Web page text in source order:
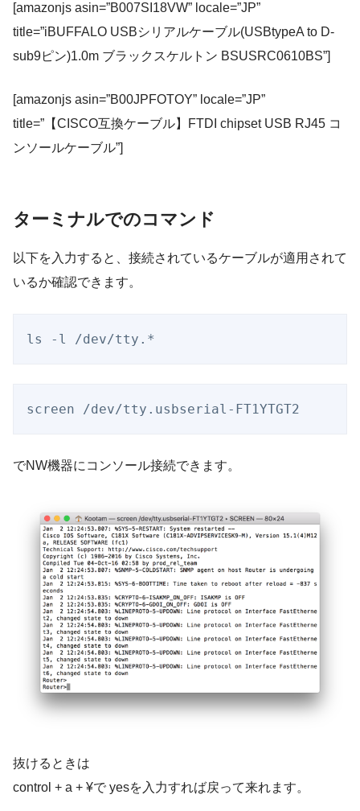
[amazonjs asin=”B007SI18VW” locale=”JP”
title=”iBUFFALO USBシリアルケーブル(USBtypeA to D-
sub9ピン)1.0m ブラックスケルトン BSUSRC0610BS”]
[amazonjs asin=”B00JPFOTOY” locale=”JP”
title=”【CISCO互換ケーブル】FTDI chipset USB RJ45 コ
ンソールケーブル”]
ターミナルでのコマンド
以下を入力すると、接続されているケーブルが適用されて
いるか確認できます。
ls -l /dev/tty.*
screen /dev/tty.usbserial-FT1YTGT2
でNW機器にコンソール接続できます。
抜けるときは
control + a + ¥で yesを入力すれば戻って来れます。